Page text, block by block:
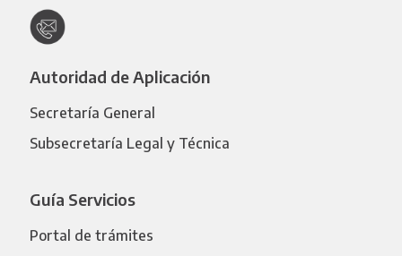
Autoridad de Aplicación
Secretaría General
Subsecretaría Legal y Técnica
Guía Servicios
Portal de trámites